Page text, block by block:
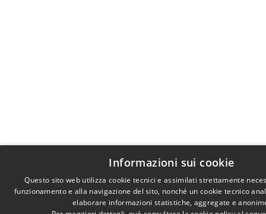
Informazioni sui cookie
Questo sito web utilizza cookie tecnici e assimilati strettamente
funzionamento e alla navigazione del sito, nonché un cookie tecnico
elaborare informazioni statistiche, aggregate e